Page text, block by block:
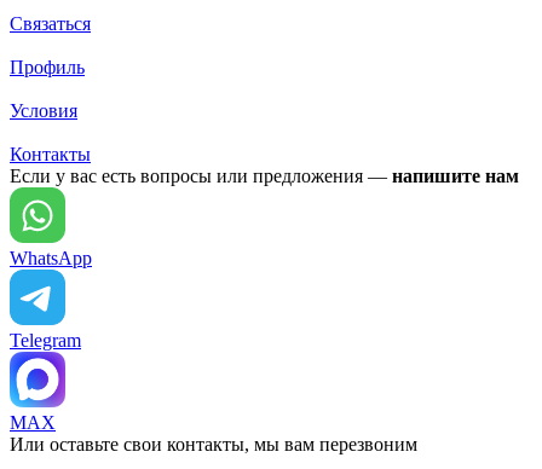
Связаться
Профиль
Условия
Контакты
Если у вас есть вопросы или предложения — напишите нам
WhatsApp
Telegram
MAX
Или оставьте свои контакты, мы вам перезвоним